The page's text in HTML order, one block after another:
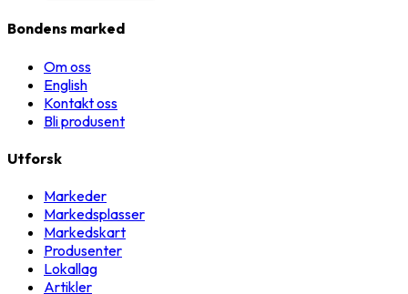
Bondens marked
Om oss
English
Kontakt oss
Bli produsent
Utforsk
Markeder
Markedsplasser
Markedskart
Produsenter
Lokallag
Artikler